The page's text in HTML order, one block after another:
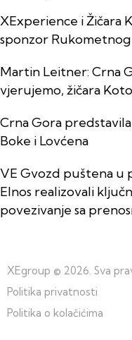
XExperience i Žičara
sponzor
Martin Leitner: Crna
vjerujemo, žičara
Crna Gora
Boke i Lovćena
VE Gvozd puštena u
Elnos realizovali
povezivanje sa
XEgroup © 2026. Sva
Politika privatnosti
Politika o kolačićima